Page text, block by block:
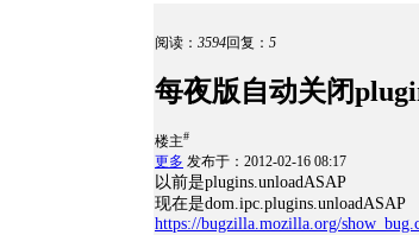
阅读： 3594回复： 5
每夜版自动关闭
楼主#
更多 发布于：2012-02-16 08:17
以前是plugins.unloadASAP
现在是dom.ipc.plugins.unloadASAP
https://bugzilla.mozilla.org/